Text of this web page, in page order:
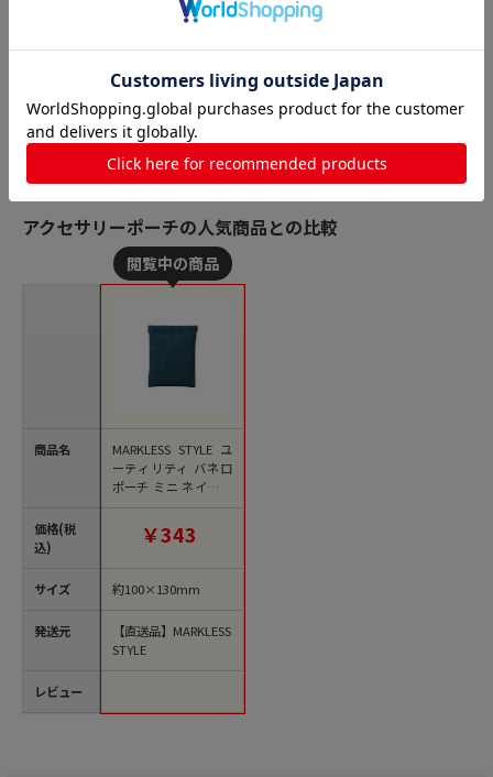
アクセサリーポーチの人気商品との比較
商品名
価格(税
込)
サイズ
発送元
レビュー
MARKLESS STYLE ユ
ーティリティ バネ口
ポーチ ミニ ネイビー
ブルー TR-1164-006 1
【直送品】￥343
約100×130mm
【直送品】MARKLESS
STYLE